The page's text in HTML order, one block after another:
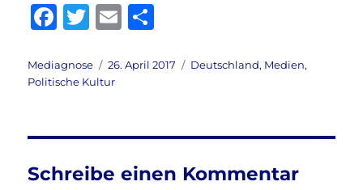
F
c
e
o
o
T
it
te
E
ai le
Autor
Mediagnose
Veröffentlicht
am
26. April 2017 Kategorien
Deutschland, Medien,
Politische Kultur
Schreibe einen Kommentar